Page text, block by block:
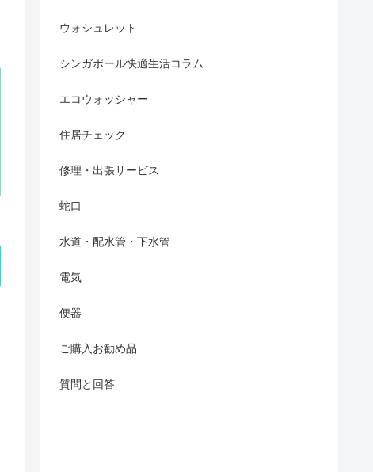
ウォシュレット
シンガポール快適生活コラム
エコウォッシャー
住居チェック
修理・出張サービス
蛇口
水道・配水管・下水管
電気
便器
ご購入お勧め品
質問と回答